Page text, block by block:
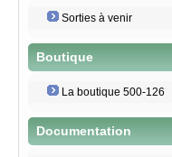
Sorties à venir
Boutique
La boutique 500-126
Documentation